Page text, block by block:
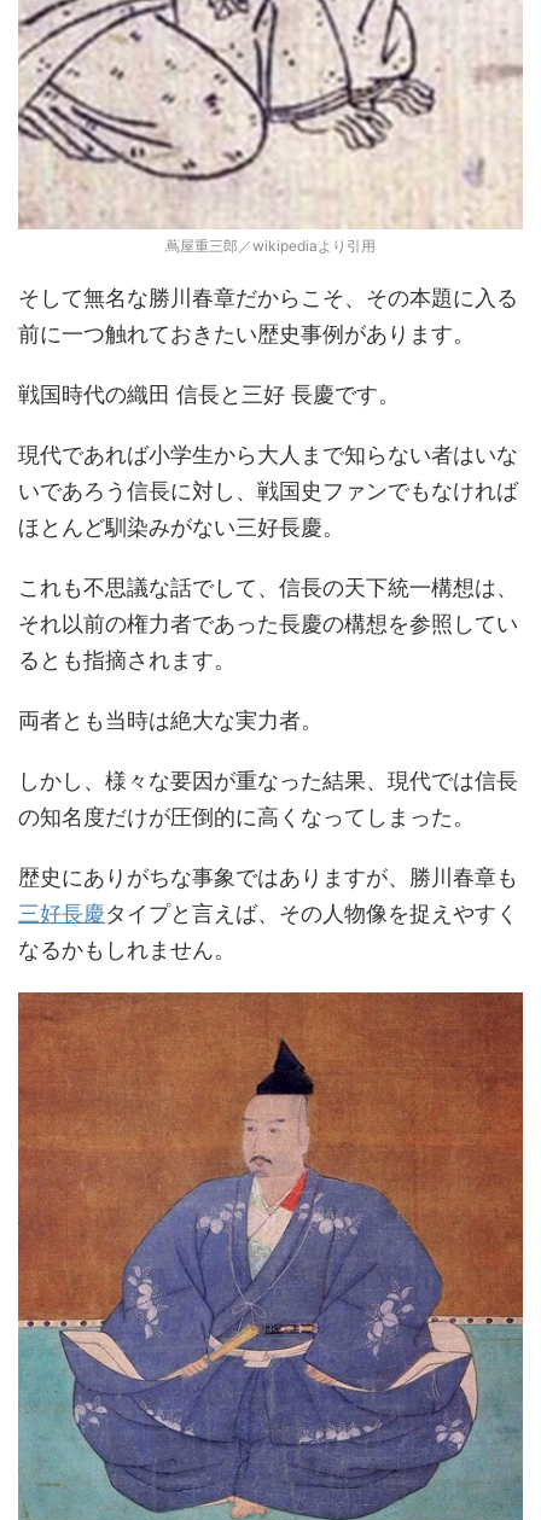
蔦屋重三郎／wikipediaより引用
そして無名な勝川春章だからこそ、その本題に入る
前に一つ触れておきたい歴史事例があります。
戦国時代の織田 信長と三好 長慶です。
現代であれば小学生から大人まで知らない者はいな
いであろう信長に対し、戦国史ファンでもなければ
ほとんど馴染みがない三好長慶。
これも不思議な話でして、信長の天下統一構想は、
それ以前の権力者であった長慶の構想を参照してい
るとも指摘されます。
両者とも当時は絶大な実力者。
しかし、様々な要因が重なった結果、現代では信長
の知名度だけが圧倒的に高くなってしまった。
歴史にありがちな事象ではありますが、勝川春章も
三好長慶タイプと言えば、その人物像を捉えやすく
なるかもしれません。